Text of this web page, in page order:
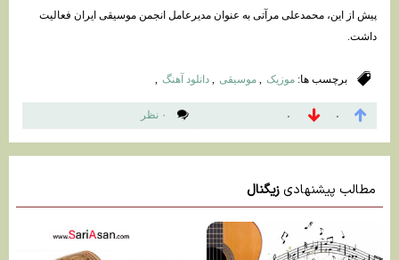
پیش از این، محمدعلی مرآتی به عنوان مدیرعامل انجمن موسیقی ایران فعالیت
داشت.
برچسب ها:موزیک ,موسیقی , دانلود آهنگ ,
۰ نظر